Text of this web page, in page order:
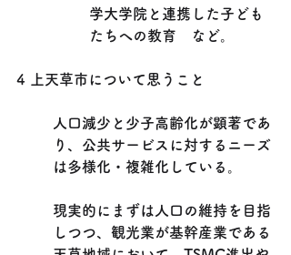
学大学院と連携した子ども
たちへの教育　など。
4 上天草市について思うこと
人口減少と少子高齢化が顕著であ
り、公共サービスに対するニーズ
は多様化・複雑化している。
現実的にまずは人口の維持を目指
しつつ、観光業が基幹産業である